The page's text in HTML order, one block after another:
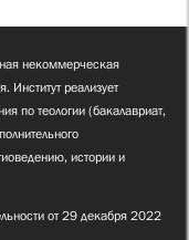
некоммерческая
Институт реализует
по теологии (бакалавриат,
истории и
от 29 декабря 2022